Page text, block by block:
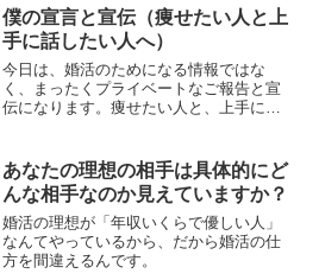
僕の宣言と宣伝（痩せたい人と上
手に話したい人へ）
今日は、婚活のためになる情報ではな
く、まったくプライベートなご報告と宣
伝になります。痩せたい人と、上手に話
あなたの理想の相手は具体的にど
んな相手なのか見えていますか？
婚活の理想が「年収いくらで優しい人」
なんてやっているから、だから婚活の仕
方を間違えるんです。